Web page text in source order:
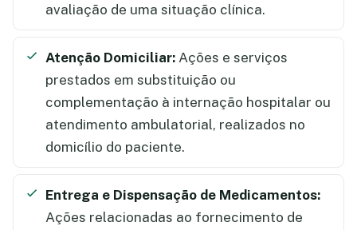
avaliação de uma situação clínica.
Atenção Domiciliar: Ações e serviços
prestados em substituição ou
complementação à internação hospitalar ou
atendimento ambulatorial, realizados no
domicílio do paciente.
Entrega e Dispensação de Medicamentos:
Ações relacionadas ao fornecimento de